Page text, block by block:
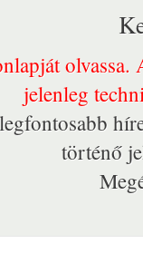
jelenleg
történő